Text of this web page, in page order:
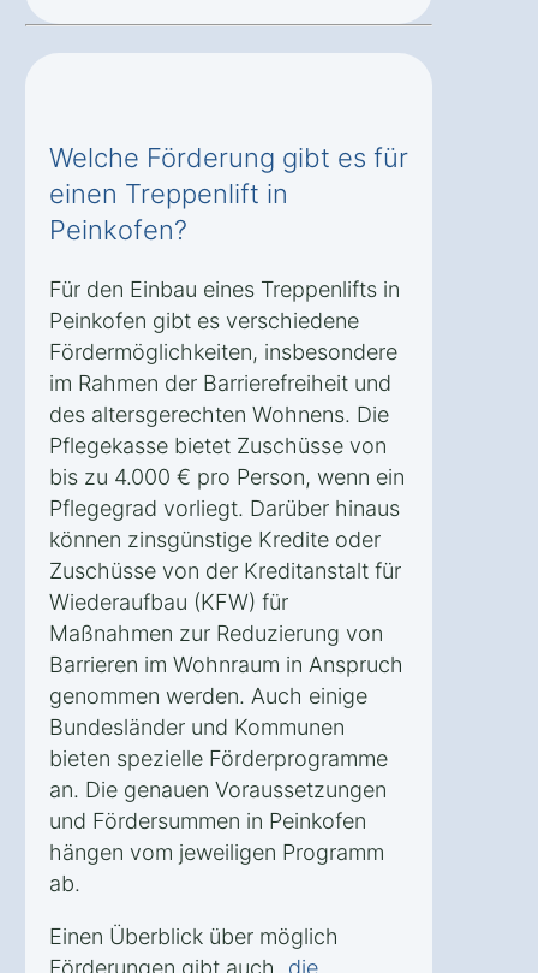
Welche Förderung gibt es für
einen Treppenlift in
Peinkofen?
Für den Einbau eines Treppenlifts in
Peinkofen gibt es verschiedene
Fördermöglichkeiten, insbesondere
im Rahmen der Barrierefreiheit und
des altersgerechten Wohnens. Die
Pflegekasse bietet Zuschüsse von
bis zu 4.000 € pro Person, wenn ein
Pflegegrad vorliegt. Darüber hinaus
können zinsgünstige Kredite oder
Zuschüsse von der Kreditanstalt für
Wiederaufbau (KFW) für
Maßnahmen zur Reduzierung von
Barrieren im Wohnraum in Anspruch
genommen werden. Auch einige
Bundesländer und Kommunen
bieten spezielle Förderprogramme
an. Die genauen Voraussetzungen
und Fördersummen in Peinkofen
hängen vom jeweiligen Programm
ab.
Einen Überblick über möglich
Förderungen gibt auch
„die